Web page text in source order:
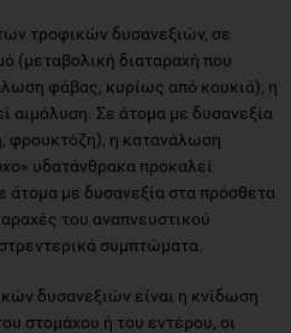
τροφικών δυσανεξιών, σε
(μεταβολική διαταραχή που
φάβας, κυρίως από κουκιά), η
αιμόλυση. Σε άτομα με δυσανεξία
φρουκτόζη), η κατανάλωση
υδατάνθρακα προκαλεί
άτομα με δυσανεξία στα πρόσθετα
του αναπνευστικού
συμπτώματα.
δυσανεξιών είναι η κνίδωση
στομάχου ή του εντέρου, οι